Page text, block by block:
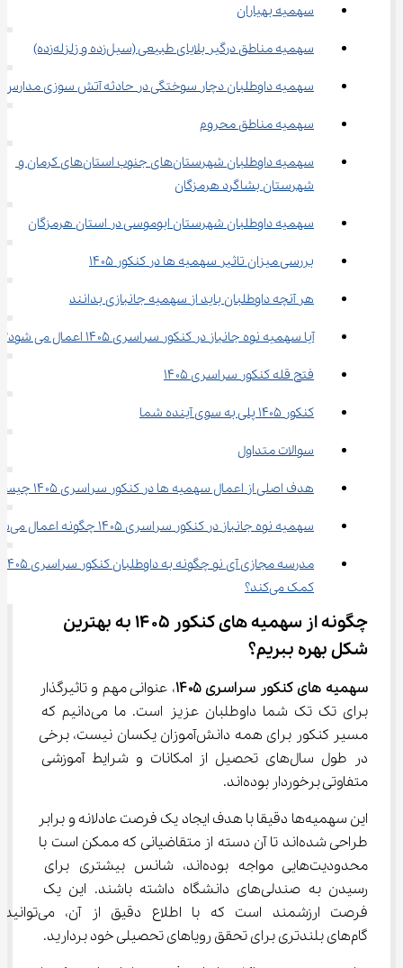
سهمیه بهیاران
سهمیه مناطق درگیر بلایای طبیعی (سیل‌زده و زلزله‌زده)
سهمیه داوطلبان دچار سوختگی در حادثه آتش ‌سوزی مدارس
سهمیه مناطق محروم
سهمیه داوطلبان شهرستان‌های جنوب استان‌های کرمان و
شهرستان بشاگرد هرمزگان
سهمیه داوطلبان شهرستان ابوموسی در استان هرمزگان
بررسی میزان تاثیر سهمیه ها در کنکور ۱۴۰۵
هر آنچه داوطلبان باید از سهمیه جانبازی بدانند
آیا سهمیه نوه جانباز در کنکور سراسری ۱۴۰۵ اعمال می ‌شود؟
فتح قله کنکور سراسری ۱۴۰۵
کنکور 1405 پلی به سوی آینده شما
سوالات متداول
هدف اصلی از اعمال سهمیه ها در کنکور سراسری ۱۴۰۵ چیست؟
سهمیه نوه جانباز در کنکور سراسری ۱۴۰۵ چگونه اعمال می‌شود؟
کمک می‌کند؟
چگونه از سهمیه های کنکور ۱۴۰۵ به بهترین
شکل بهره ببریم؟
سهمیه های کنکور سراسری ۱۴۰۵
، عنوانی مهم و تاثیرگذار
برای تک تک شما داوطلبان عزیز است. ما می‌دانیم که
مسیر کنکور برای همه دانش‌آموزان یکسان نیست، برخی
در طول سال‌های تحصیل از امکانات و شرایط آموزشی
متفاوتی برخوردار بوده‌اند.
این سهمیه‌ها دقیقا با هدف ایجاد یک فرصت عادلانه و برابر
طراحی شده‌اند تا آن دسته از متقاضیانی که ممکن است با
محدودیت‌هایی مواجه بوده‌اند، شانس بیشتری برای
رسیدن به صندلی‌های دانشگاه داشته باشند. این یک
فرصت ارزشمند است که با اطلاع دقیق از آن، می‌توانید
گام‌های بلندتری برای تحقق رویاهای تحصیلی خود بردارید.